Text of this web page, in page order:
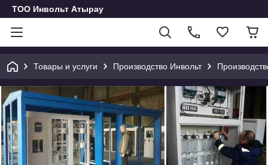
ТОО Инвольт Атырау
Товары и услуги Производство Инвольт